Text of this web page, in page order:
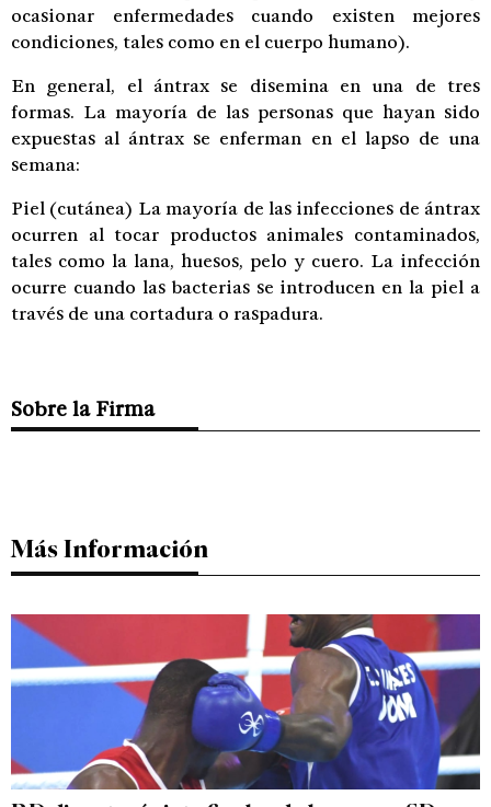
ocasionar enfermedades cuando existen mejores
condiciones, tales como en el cuerpo humano).
En general, el ántrax se disemina en una de tres
formas. La mayoría de las personas que hayan sido
expuestas al ántrax se enferman en el lapso de una
semana:
Piel (cutánea) La mayoría de las infecciones de ántrax
ocurren al tocar productos animales contaminados,
tales como la lana, huesos, pelo y cuero. La infección
ocurre cuando las bacterias se introducen en la piel a
través de una cortadura o raspadura.
Sobre la Firma
Más Información